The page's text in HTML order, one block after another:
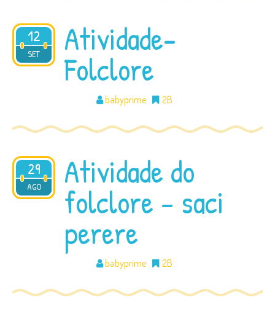
12
SET
2016 Atividade-
Folclore
babyprime 2B
29
AGO
2016 Atividade do
folclore – saci
perere
babyprime 2B